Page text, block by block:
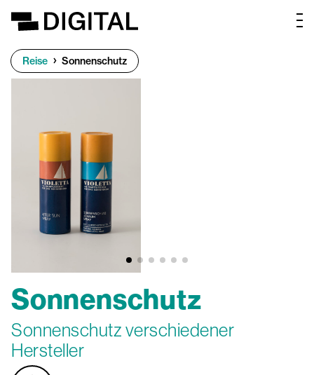
Reise Sonnenschutz
Sonnenschutz
Sonnenschutz verschiedener
Hersteller